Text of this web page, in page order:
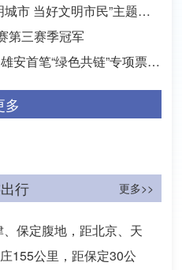
雄安新区纵深推进“建设文明城市 当好文明市民”主题活动
第三赛季冠军
中国华能财务有限责任公司雄安首笔“绿色共链”专项票据业务落地
多
行 更多>>
保定腹地，距北京、天
155公里，距保定30公